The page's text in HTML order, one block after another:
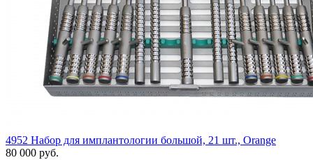
4952 Набор для имплантологии большой, 21 шт., Orange
80 000 руб.